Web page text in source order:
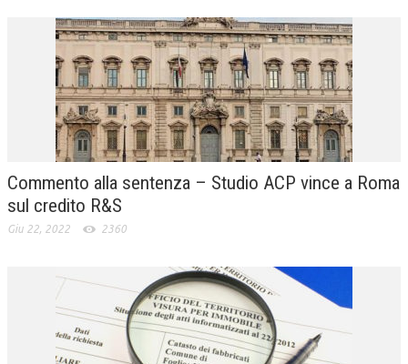
Commento alla sentenza – Studio ACP vince a Roma
sul credito R&S
Giu 22, 2022 2360